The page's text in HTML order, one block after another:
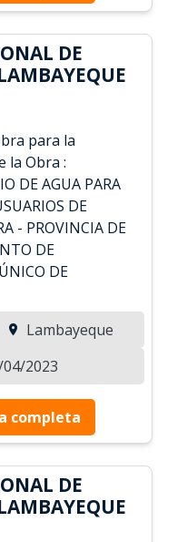
DE
para la
la Obra :
DE AGUA PARA
DE
- PROVINCIA DE
DE
DE
Lambayeque
2023
completa
DE